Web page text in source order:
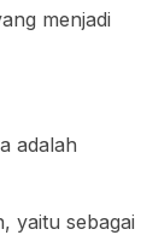
menjadi
adalah
yaitu sebagai